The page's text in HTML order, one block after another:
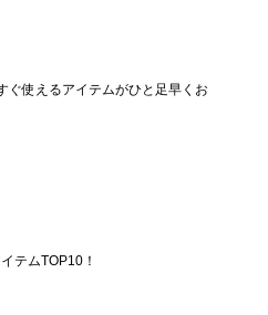
ぐ使えるアイテムがひと足早くお
テムTOP10！